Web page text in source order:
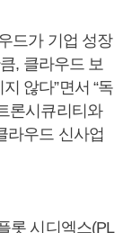
드가 기업 성장
, 클라우드 보
않다”면서 “독
론시큐리티와
라우드 신사업
롯 시디엑스(PL